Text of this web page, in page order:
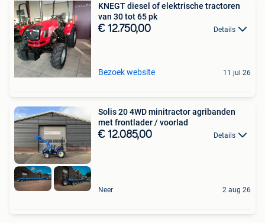
KNEGT diesel of elektrische tractoren
van 30 tot 65 pk
€ 12.750,00 Details
Bezoek website 11 jul 26
Solis 20 4WD minitractor agribanden
met frontlader / voorlad
€ 12.085,00 Details
Neer 2 aug 26